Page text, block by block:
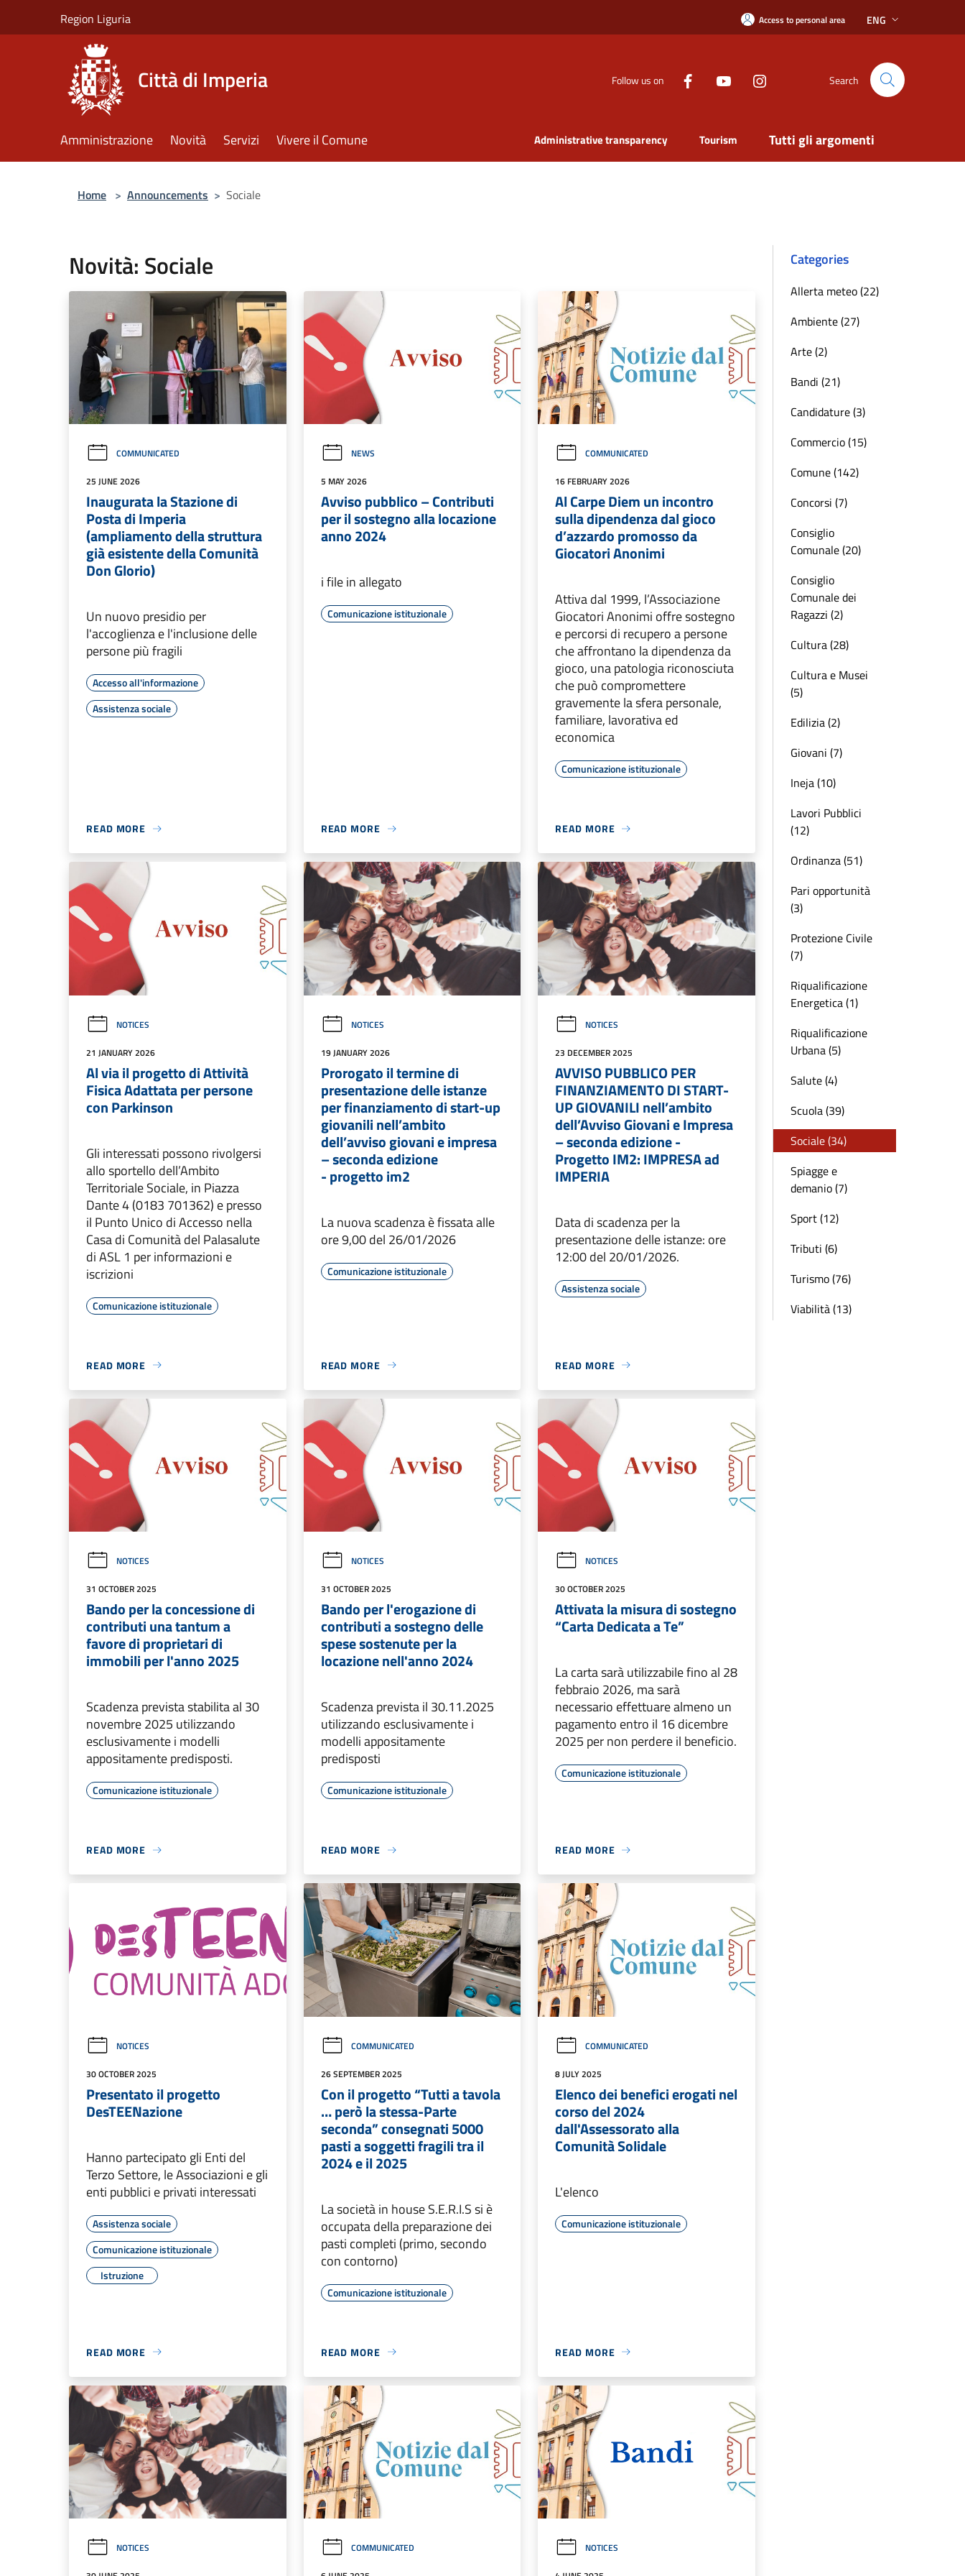
Region Liguria Access to personal area ENG
Città di Imperia Follow us on Search
Amministrazione Novità Servizi Vivere il Comune Administrative transparency Tourism Tutti gli argomenti
Home > Announcements > Sociale
Novità: Sociale
COMMUNICATED
25 JUNE 2026
Inaugurata la Stazione di
Posta di Imperia
(ampliamento della struttura
già esistente della Comunità
Don Glorio)
Un nuovo presidio per
l'accoglienza e l'inclusione delle
persone più fragili
Accesso all'informazione
Assistenza sociale
READ MORE
NEWS
5 MAY 2026
Avviso pubblico – Contributi
per il sostegno alla locazione
anno 2024
i file in allegato
Comunicazione istituzionale
READ MORE
COMMUNICATED
16 FEBRUARY 2026
Al Carpe Diem un incontro
sulla dipendenza dal gioco
d’azzardo promosso da
Giocatori Anonimi
Attiva dal 1999, l’Associazione
Giocatori Anonimi offre sostegno
e percorsi di recupero a persone
che affrontano la dipendenza da
gioco, una patologia riconosciuta
che può compromettere
gravemente la sfera personale,
familiare, lavorativa ed
economica
Comunicazione istituzionale
READ MORE
NOTICES
21 JANUARY 2026
Al via il progetto di Attività
Fisica Adattata per persone
con Parkinson
Gli interessati possono rivolgersi
allo sportello dell’Ambito
Territoriale Sociale, in Piazza
Dante 4 (0183 701362) e presso
il Punto Unico di Accesso nella
Casa di Comunità del Palasalute
di ASL 1 per informazioni e
iscrizioni
Comunicazione istituzionale
READ MORE
NOTICES
19 JANUARY 2026
Prorogato il termine di
presentazione delle istanze
per finanziamento di start-up
giovanili nell’ambito
dell’avviso giovani e impresa
– seconda edizione
- progetto im2
La nuova scadenza è fissata alle
ore 9,00 del 26/01/2026
Comunicazione istituzionale
READ MORE
NOTICES
23 DECEMBER 2025
AVVISO PUBBLICO PER
FINANZIAMENTO DI START-
UP GIOVANILI nell’ambito
dell’Avviso Giovani e Impresa
– seconda edizione -
Progetto IM2: IMPRESA ad
IMPERIA
Data di scadenza per la
presentazione delle istanze: ore
12:00 del 20/01/2026.
Assistenza sociale
READ MORE
NOTICES
31 OCTOBER 2025
Bando per la concessione di
contributi una tantum a
favore di proprietari di
immobili per l'anno 2025
Scadenza prevista stabilita al 30
novembre 2025 utilizzando
esclusivamente i modelli
appositamente predisposti.
Comunicazione istituzionale
READ MORE
NOTICES
31 OCTOBER 2025
Bando per l'erogazione di
contributi a sostegno delle
spese sostenute per la
locazione nell'anno 2024
Scadenza prevista il 30.11.2025
utilizzando esclusivamente i
modelli appositamente
predisposti
Comunicazione istituzionale
READ MORE
NOTICES
30 OCTOBER 2025
Attivata la misura di sostegno
“Carta Dedicata a Te”
La carta sarà utilizzabile fino al 28
febbraio 2026, ma sarà
necessario effettuare almeno un
pagamento entro il 16 dicembre
2025 per non perdere il beneficio.
Comunicazione istituzionale
READ MORE
NOTICES
30 OCTOBER 2025
Presentato il progetto
DesTEENazione
Hanno partecipato gli Enti del
Terzo Settore, le Associazioni e gli
enti pubblici e privati interessati
Assistenza sociale
Comunicazione istituzionale
Istruzione
READ MORE
COMMUNICATED
26 SEPTEMBER 2025
Con il progetto “Tutti a tavola
… però la stessa-Parte
seconda” consegnati 5000
pasti a soggetti fragili tra il
2024 e il 2025
La società in house S.E.R.I.S si è
occupata della preparazione dei
pasti completi (primo, secondo
con contorno)
Comunicazione istituzionale
READ MORE
COMMUNICATED
8 JULY 2025
Elenco dei benefici erogati nel
corso del 2024
dall'Assessorato alla
Comunità Solidale
L'elenco
Comunicazione istituzionale
READ MORE
NOTICES COMMUNICATED NOTICES
Categories
Allerta meteo (22)
Ambiente (27)
Arte (2)
Bandi (21)
Candidature (3)
Commercio (15)
Comune (142)
Concorsi (7)
Consiglio
Comunale (20)
Consiglio
Comunale dei
Ragazzi (2)
Cultura (28)
Cultura e Musei
(5)
Edilizia (2)
Giovani (7)
Ineja (10)
Lavori Pubblici
(12)
Ordinanza (51)
Pari opportunità
(3)
Protezione Civile
(7)
Riqualificazione
Energetica (1)
Riqualificazione
Urbana (5)
Salute (4)
Scuola (39)
Sociale (34)
Spiagge e
demanio (7)
Sport (12)
Tributi (6)
Turismo (76)
Viabilità (13)